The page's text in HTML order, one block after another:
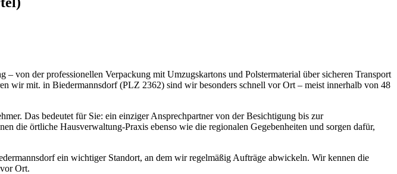
von der professionellen Verpackung mit Umzugskartons und Polstermaterial über sicheren Transport
wir mit. in Biedermannsdorf (PLZ 2362) sind wir besonders schnell vor Ort – meist innerhalb von 48
Das bedeutet für Sie: ein einziger Ansprechpartner von der Besichtigung bis zur
die örtliche Hausverwaltung-Praxis ebenso wie die regionalen Gegebenheiten und sorgen dafür,
ein wichtiger Standort, an dem wir regelmäßig Aufträge abwickeln. Wir kennen die
Ort.